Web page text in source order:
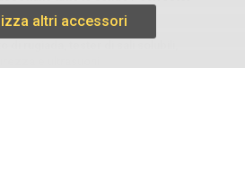
da spessimetro per
per profili superficiali,
altri accessori